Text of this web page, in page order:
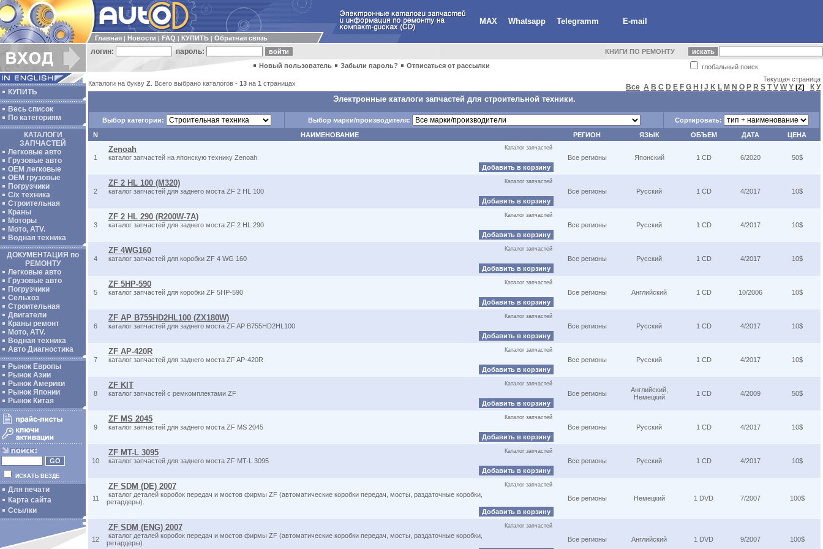
MAX Whatsapp Telegramm E-mail
Главная Новости FAQ КУПИТЬ Обратная связь
логин: пароль: КНИГИ ПО РЕМОНТУ
глобальный поиск
Новый пользователь Забыли пароль? Отписаться от рассылки
КУПИТЬ
Весь список
По категориям
КАТАЛОГИ
ЗАПЧАСТЕЙ
Легковые авто
Грузовые авто
ОЕМ легковые
OEM грузовые
Погрузчики
С/х техника
Строительная
Краны
Моторы
Мото, ATV.
Водная техника
ДОКУМЕНТАЦИЯ по
РЕМОНТУ
Легковые авто
Грузовые авто
Погрузчики
Сельхоз
Строительная
Двигатели
Краны ремонт
Мото, ATV.
Водная техника
Авто Диагностика
Рынок Европы
Рынок Азии
Рынок Америки
Рынок Японии
Рынок Китая
ИСКАТЬ ВЕЗДЕ
Для печати
Карта сайта
Ссылки
Каталоги на букву Z . Всего выбрано каталогов - 13 на 1 страницах
Текущая страница
Все A B C D E F G H J K L M N O P R S T V W Y [Z] К У
Электронные каталоги запчастей для строительной техники.
Выбор категории: Выбор марки/производителя:
Сортировать:
N
НАИМЕНОВАНИЕ РЕГИОН ЯЗЫК ОБЪЕМ ДАТА ЦЕНА
1
Zenoah
каталог запчастей на японскую технику Zenoah
Каталог запчастей
Добавить в корзину
Все регионы Японский 1 CD 6/2020 50$
2
ZF 2 HL 100 (M320)
каталог запчастей для заднего моста ZF 2 HL 100
Каталог запчастей
Добавить в корзину
Все регионы Русский 1 CD 4/2017 10$
3
ZF 2 HL 290 (R200W-7A)
каталог запчастей для заднего моста ZF 2 HL 290
Каталог запчастей
Добавить в корзину
Все регионы Русский 1 CD 4/2017 10$
4
ZF 4WG160
каталог запчастей для коробки ZF 4 WG 160
Каталог запчастей
Добавить в корзину
Все регионы Русский 1 CD 4/2017 10$
5
ZF 5HP-590
каталог запчастей для коробки ZF 5HP-590
Каталог запчастей
Добавить в корзину
Все регионы Английский 1 CD 10/2006 10$
6
ZF AP B755HD2HL100 (ZX180W)
каталог запчастей для заднего моста ZF AP B755HD2HL100
Каталог запчастей
Добавить в корзину
Все регионы Русский 1 CD 4/2017 10$
7
ZF AP-420R
каталог запчастей для заднего моста ZF AP-420R
Каталог запчастей
Добавить в корзину
Все регионы Русский 1 CD 4/2017 10$
8
ZF KIT
каталог запчастей с ремкомплектами ZF
Каталог запчастей
Добавить в корзину
Все регионы
Английский,
Немецкий
1 CD 4/2009 50$
9
ZF MS 2045
каталог запчастей для заднего моста ZF MS 2045
Каталог запчастей
Добавить в корзину
Все регионы Русский 1 CD 4/2017 10$
10
ZF MT-L 3095
каталог запчастей для заднего моста ZF MT-L 3095
Каталог запчастей
Добавить в корзину
Все регионы Русский 1 CD 4/2017 10$
11
ZF SDM (DE) 2007
каталог деталей коробок передач и мостов фирмы ZF (автоматические коробки передач, мосты, раздаточные коробки,
ретардеры).
Каталог запчастей
Добавить в корзину
Все регионы Немецкий 1 DVD 7/2007 100$
12
ZF SDM (ENG) 2007
каталог деталей коробок передач и мостов фирмы ZF (автоматические коробки передач, мосты, раздаточные коробки,
ретардеры).
Каталог запчастей
Все регионы Английский 1 DVD 9/2007 100$